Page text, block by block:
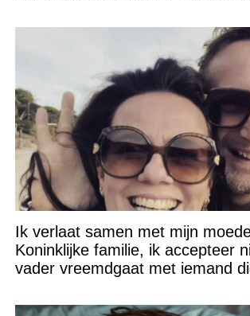
Ik verlaat samen met mijn
Koninklijke familie, ik accepteer
vader vreemdgaat met iemand